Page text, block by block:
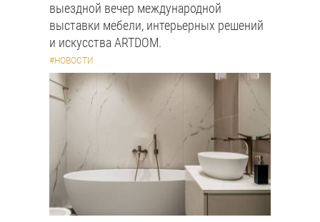
выездной вечер международной
выставки мебели, интерьерных решений
и искусства ARTDOM.
#НОВОСТИ